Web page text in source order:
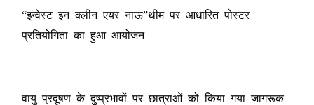
“इन्वेस्ट इन क्लीन एयर नाऊ”थीम पर आधारित पोस्टर
प्रतियोगिता का हुआ आयोजन
वायु प्रदूषण के दुष्प्रभावों पर छात्राओं को किया गया जागरूक